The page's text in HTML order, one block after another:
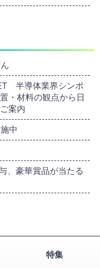
半導体業界シンポ
・材料の観点から日
案内
中
、豪華賞品が当たる
特集